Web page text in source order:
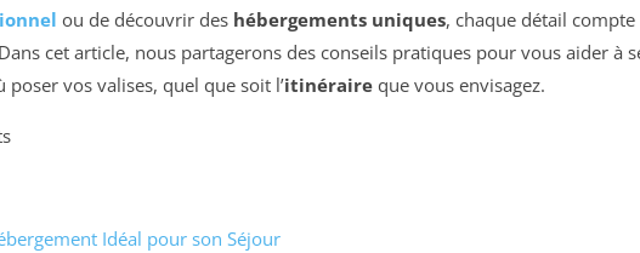
ou de découvrir des hébergements uniques, chaque détail
cet article, nous partagerons des conseils pratiques pour vous aider à
poser vos valises, quel que soit l’itinéraire que vous envisagez.
Idéal pour son Séjour